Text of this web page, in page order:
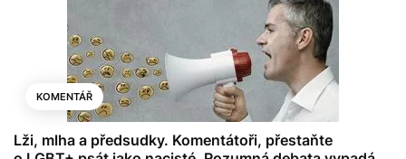
KOMENTÁŘ
Lži, mlha a předsudky. Komentátoři, přestaňte